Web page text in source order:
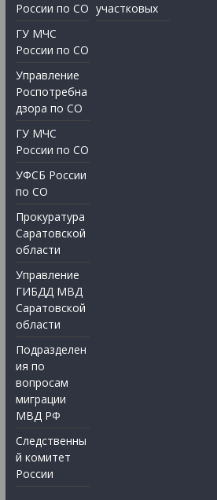
России по СО
ГУ МЧС
России по СО
Управление
Роспотребна
дзора по СО
ГУ МЧС
России по СО
УФСБ России
по СО
Прокуратура
Саратовской
области
Управление
ГИБДД МВД
Саратовской
области
Подразделен
ия по
вопросам
миграции
МВД РФ
Следственны
й комитет
России
участковых